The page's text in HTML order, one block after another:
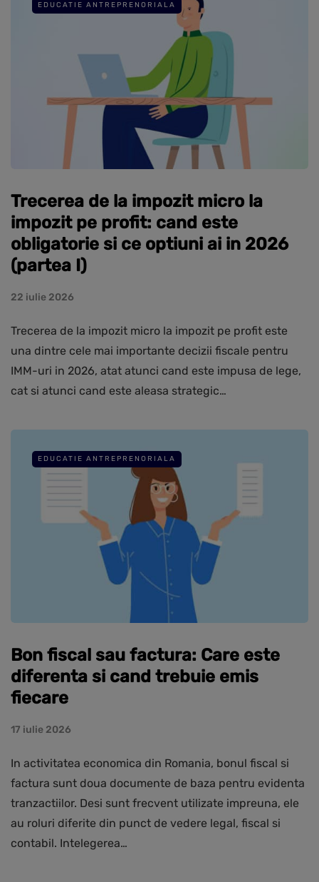
EDUCATIE ANTREPRENORIALA
Trecerea de la impozit micro la
impozit pe profit: cand este
obligatorie si ce optiuni ai in 2026
(partea I)
22 iulie 2026
Trecerea de la impozit micro la impozit pe profit este
una dintre cele mai importante decizii fiscale pentru
IMM-uri in 2026, atat atunci cand este impusa de lege,
cat si atunci cand este aleasa strategic…
EDUCATIE ANTREPRENORIALA
Bon fiscal sau factura: Care este
diferenta si cand trebuie emis
fiecare
17 iulie 2026
In activitatea economica din Romania, bonul fiscal si
factura sunt doua documente de baza pentru evidenta
tranzactiilor. Desi sunt frecvent utilizate impreuna, ele
au roluri diferite din punct de vedere legal, fiscal si
contabil. Intelegerea…